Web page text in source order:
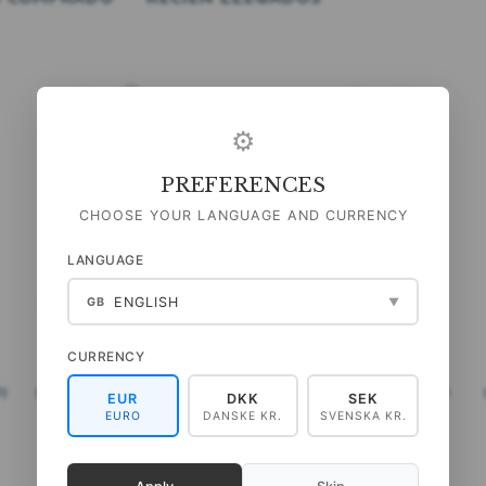
)
SOPORTE MAGNÉTICO A4 -
NEGRO
89,00 DKK
IVA NO INCLUIDO
TIRA MAGNÉTICA A4 -
BLANCO
89,00 DKK
IVA NO INCLUIDO
VER TODAS LAS OPCIONES
AÑADIR A LA CESTA
⚙
PREFERENCES
CHOOSE YOUR LANGUAGE AND CURRENCY
LANGUAGE
GB ENGLISH ▼
CURRENCY
EUR
EURO
DKK
DANSKE KR.
SEK
SVENSKA KR.